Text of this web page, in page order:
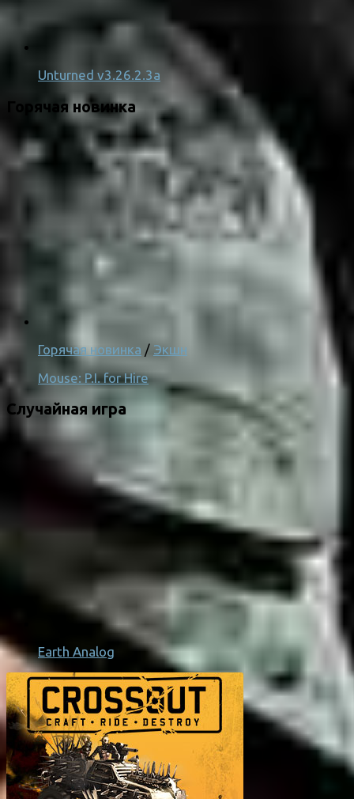
Unturned v3.26.2.3a
Горячая новинка
Горячая новинка / Экшн
Mouse: P.I. for Hire
Случайная игра
Earth Analog